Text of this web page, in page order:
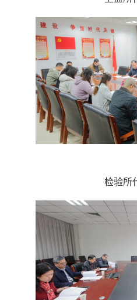
检验所